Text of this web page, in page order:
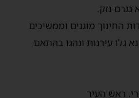
נגרם נזק.
החינוך מוגנים וממשיכים
גלו עירנות ונהגו בהתאם
ראש העיר